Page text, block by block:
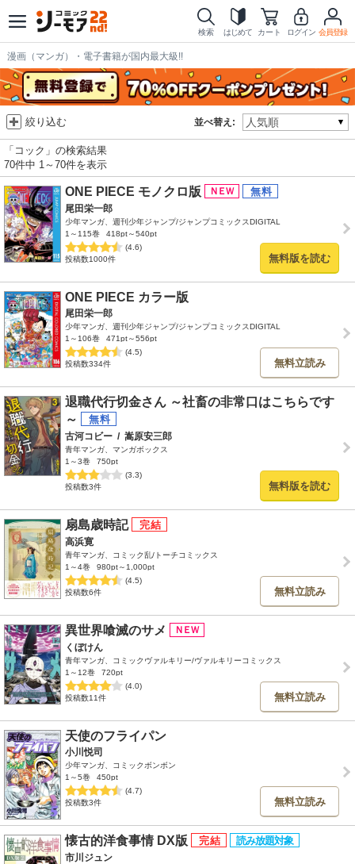
検索 はじめて カート ログイン 会員登録
漫画（マンガ）・電子書籍が国内最大級!!
並べ替え:
絞り込む
「コック」の検索結果
70件中 1～70件を表示
ONE PIECE モノクロ版
尾田栄一郎
少年マンガ、週刊少年ジャンプ/ジャンプコミックスDIGITAL
1～115巻
418pt～540pt
(4.6)
投稿数1000件
無料版を読む
ONE PIECE カラー版
尾田栄一郎
少年マンガ、週刊少年ジャンプ/ジャンプコミックスDIGITAL
1～106巻
471pt～556pt
(4.5)
投稿数334件
無料立読み
退職代行切金さん ～社畜の非常口はこちらです
～
古河コビー / 嵩原安三郎
青年マンガ、マンガボックス
1～3巻
750pt
(3.3)
投稿数3件
無料版を読む
扇島歳時記
高浜寛
青年マンガ、コミック乱/トーチコミックス
1～4巻
980pt～1,000pt
(4.5)
投稿数6件
無料立読み
異世界喰滅のサメ
くぼけん
青年マンガ、コミックヴァルキリー/ヴァルキリーコミックス
1～12巻
720pt
(4.0)
投稿数11件
無料立読み
天使のフライパン
小川悦司
少年マンガ、コミックボンボン
1～5巻
450pt
(4.7)
投稿数3件
無料立読み
懐古的洋食事情 DX版
市川ジュン